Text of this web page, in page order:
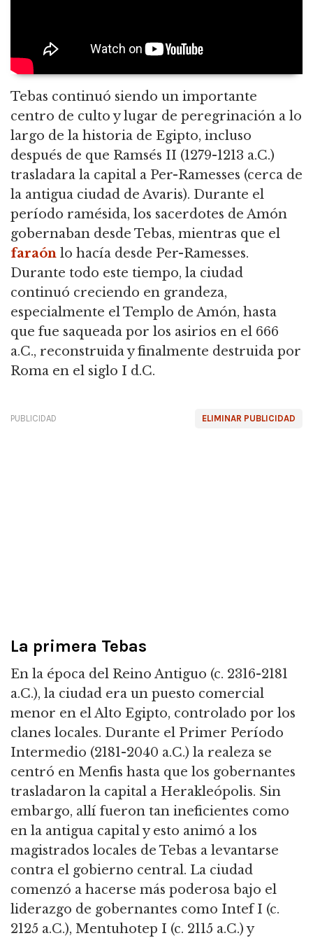
Tebas continuó siendo un importante
centro de culto y lugar de peregrinación a lo
largo de la historia de Egipto, incluso
después de que Ramsés II (1279-1213 a.C.)
trasladara la capital a Per-Ramesses (cerca de
la antigua ciudad de Avaris). Durante el
período ramésida, los sacerdotes de Amón
gobernaban desde Tebas, mientras que el
faraón lo hacía desde Per-Ramesses.
Durante todo este tiempo, la ciudad
continuó creciendo en grandeza,
especialmente el Templo de Amón, hasta
que fue saqueada por los asirios en el 666
a.C., reconstruida y finalmente destruida por
Roma en el siglo I d.C.
ELIMINAR PUBLICIDAD
PUBLICIDAD
La primera Tebas
En la época del Reino Antiguo (c. 2316-2181
a.C.), la ciudad era un puesto comercial
menor en el Alto Egipto, controlado por los
clanes locales. Durante el Primer Período
Intermedio (2181-2040 a.C.) la realeza se
centró en Menfis hasta que los gobernantes
trasladaron la capital a Herakleópolis. Sin
embargo, allí fueron tan ineficientes como
en la antigua capital y esto animó a los
magistrados locales de Tebas a levantarse
contra el gobierno central. La ciudad
comenzó a hacerse más poderosa bajo el
liderazgo de gobernantes como Intef I (c.
2125 a.C.), Mentuhotep I (c. 2115 a.C.) y